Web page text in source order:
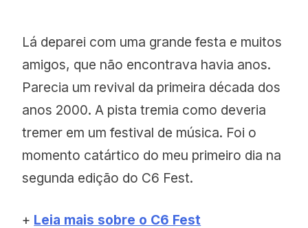
Lá deparei com uma grande festa e muitos
amigos, que não encontrava havia anos.
Parecia um revival da primeira década dos
anos 2000. A pista tremia como deveria
tremer em um festival de música. Foi o
momento catártico do meu primeiro dia na
segunda edição do C6 Fest.
+ Leia mais sobre o C6 Fest